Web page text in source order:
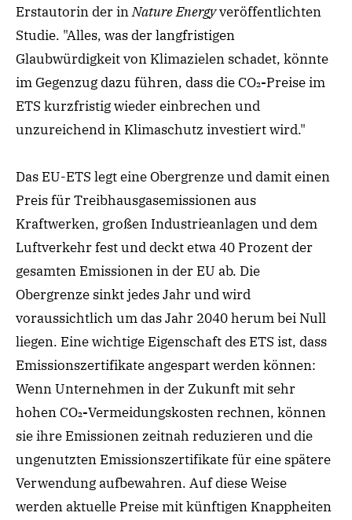
Erstautorin der inNature Energyveröffentlichten
Studie. "Alles, was der langfristigen
Glaubwürdigkeit von Klimazielen schadet, könnte
im Gegenzug dazu führen, dass die CO₂-Preise im
ETS kurzfristig wieder einbrechen und
unzureichend in Klimaschutz investiert wird."
Das EU-ETS legt eine Obergrenze und damit einen
Preis für Treibhausgasemissionen aus
Kraftwerken, großen Industrieanlagen und dem
Luftverkehr fest und decktetwa40 Prozent der
gesamten Emissionen in der EU ab. Die
Obergrenze sinkt jedes Jahr und wird
voraussichtlich um das Jahr 2040 herum bei Null
liegen. Eine wichtige Eigenschaft des ETS ist, dass
Emissionszertifikate angespart werden können:
Wenn Unternehmen in der Zukunft mit sehr
hohen CO₂-Vermeidungskosten rechnen, können
sie ihre Emissionen zeitnah reduzieren und die
ungenutzten Emissionszertifikate für eine spätere
Verwendung aufbewahren. Auf diese Weise
werden aktuelle Preise mit künftigen Knappheiten